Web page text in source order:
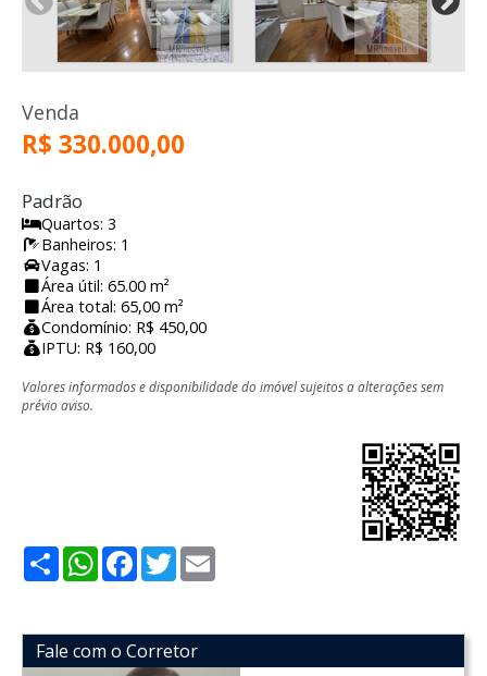
Venda
R$ 330.000,00
Padrão
Quartos: 3
Banheiros: 1
Vagas: 1
Área útil: 65.00 m²
Área total: 65,00 m²
Condomínio: R$ 450,00
IPTU: R$ 160,00
Valores informados e disponibilidade do imóvel sujeitos a alterações sem
prévio aviso.
ShareWhatsApp
Facebook
Twitter
Fale com o Corretor